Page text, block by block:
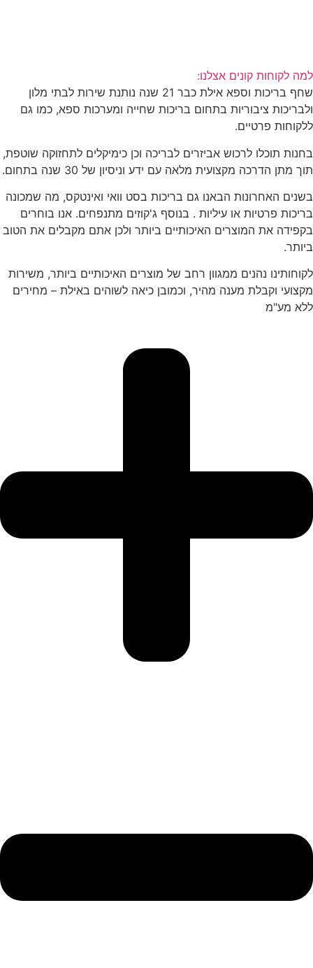
למה לקוחות קונים אצלנו:
שחף בריכות וספא אילת כבר 21 שנה נותנת שירות לבתי מלון
ולבריכות ציבוריות בתחום בריכות שחייה ומערכות ספא, כמו גם
ללקוחות פרטיים.
בחנות תוכלו לרכוש אביזרים לבריכה וכן כימיקלים לתחזוקה שוטפת,
תוך מתן הדרכה מקצועית מלאה עם ידע וניסיון של 30 שנה בתחום.
בשנים האחרונות הבאנו גם בריכות בסט וואי ואינטקס, מה שמכונה
בריכות פרטיות או עיליות . בנוסף ג'קוזים מתנפחים. אנו בוחרים
בקפידה את המוצרים האיכותיים ביותר ולכן אתם מקבלים את הטוב
ביותר.
לקוחותינו נהנים ממגוון רחב של מוצרים האיכותיים ביותר, משירות
מקצועי וקבלת מענה מהיר, וכמובן כיאה לשוהים באילת – מחירים
ללא מע"מ